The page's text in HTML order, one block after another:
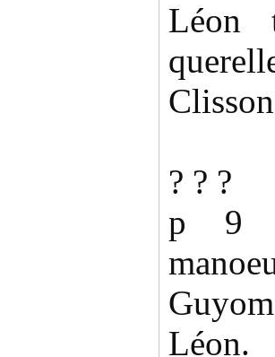
Léon
? ? ?
p 9
Léon.